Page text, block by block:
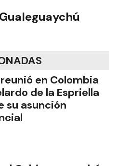
en Colombia
de la Espriella
su asunción